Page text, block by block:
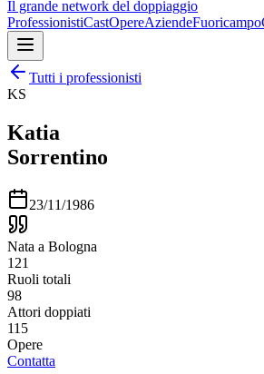
Il grande network del doppiaggio
ProfessionistiCastOpereAziendeFuoricampo
Tutti i professionisti
KS
Katia
Sorrentino
23/11/1986
Nata a Bologna
121
Ruoli totali
98
Attori doppiati
115
Opere
Contatta